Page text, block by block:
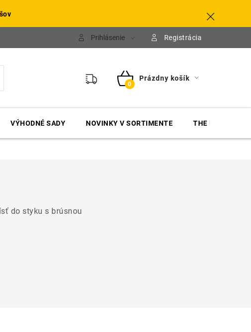
Prihlásenie Registrácia
NÁKUPNÝ
Prázdny košík
VÝHODNÉ SADY NOVINKY V SORTIMENTE THE FINISHER
do styku s brúsnou